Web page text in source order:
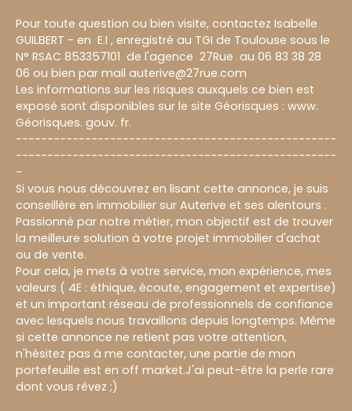
Pour toute question ou bien visite, contactez Isabelle
GUILBERT - en E.I , enregistré au TGI de Toulouse sous le
N° RSAC 853357101 de l'agence 27Rue au 06 83 38 28
06 ou bien par mail auterive@27rue.com
Les informations sur les risques auxquels ce bien est
exposé sont disponibles sur le site Géorisques : www.
Géorisques. gouv. fr.
---------------------------------------------------
---------------------------------------------------
-
Si vous nous découvrez en lisant cette annonce, je suis
conseillère en immobilier sur Auterive et ses alentours .
Passionné par notre métier, mon objectif est de trouver
la meilleure solution à votre projet immobilier d'achat
ou de vente.
Pour cela, je mets à votre service, mon expérience, mes
valeurs ( 4E : éthique, écoute, engagement et expertise)
et un important réseau de professionnels de confiance
avec lesquels nous travaillons depuis longtemps. Même
si cette annonce ne retient pas votre attention,
n'hésitez pas à me contacter, une partie de mon
portefeuille est en off market.J'ai peut-être la perle rare
dont vous rêvez ;)